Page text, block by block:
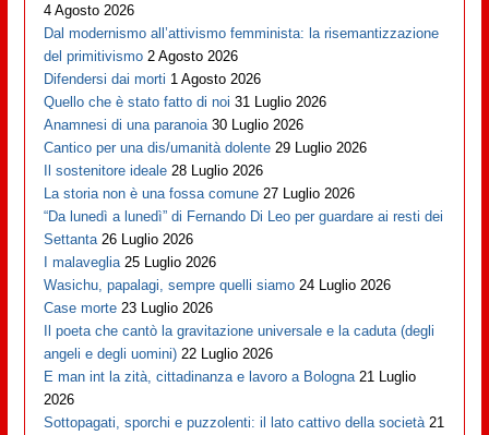
4 Agosto 2026
Dal modernismo all’attivismo femminista: la risemantizzazione
del primitivismo 2 Agosto 2026
Difendersi dai morti 1 Agosto 2026
Quello che è stato fatto di noi 31 Luglio 2026
Anamnesi di una paranoia 30 Luglio 2026
Cantico per una dis/umanità dolente 29 Luglio 2026
Il sostenitore ideale 28 Luglio 2026
La storia non è una fossa comune 27 Luglio 2026
“Da lunedì a lunedì” di Fernando Di Leo per guardare ai resti dei
Settanta 26 Luglio 2026
I malaveglia 25 Luglio 2026
Wasichu, papalagi, sempre quelli siamo 24 Luglio 2026
Case morte 23 Luglio 2026
Il poeta che cantò la gravitazione universale e la caduta (degli
angeli e degli uomini) 22 Luglio 2026
E man int la zità, cittadinanza e lavoro a Bologna 21 Luglio
2026
Sottopagati, sporchi e puzzolenti: il lato cattivo della società 21